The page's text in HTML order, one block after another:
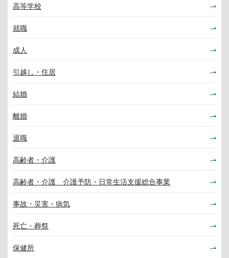
高等学校
就職
成人
引越し・住居
結婚
離婚
退職
高齢者・介護
高齢者・介護 介護予防・日常生活支援総合事業
事故・災害・病気
死亡・葬祭
保健所